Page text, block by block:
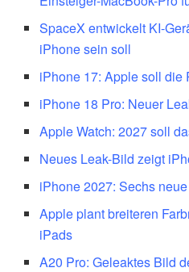
SpaceX entwickelt KI-
iPhone sein soll
iPhone 17: Apple soll die
iPhone 18 Pro: Neuer
Apple Watch: 2027 soll
Neues Leak-Bild zeigt
iPhone 2027: Sechs
Apple plant breiteren
iPads
A20 Pro: Geleaktes Bild